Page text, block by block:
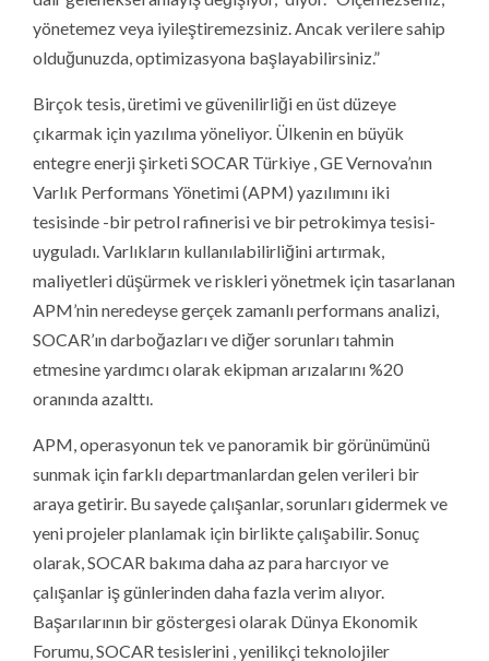
yönetemez veya iyileştiremezsiniz. Ancak verilere sahip
olduğunuzda, optimizasyona başlayabilirsiniz.”
Birçok tesis, üretimi ve güvenilirliği en üst düzeye
çıkarmak için yazılıma yöneliyor. Ülkenin en büyük
entegre enerji şirketi SOCAR Türkiye , GE Vernova’nın
Varlık Performans Yönetimi (APM) yazılımını iki
tesisinde -bir petrol rafinerisi ve bir petrokimya tesisi-
uyguladı. Varlıkların kullanılabilirliğini artırmak,
maliyetleri düşürmek ve riskleri yönetmek için tasarlanan
APM’nin neredeyse gerçek zamanlı performans analizi,
SOCAR’ın darboğazları ve diğer sorunları tahmin
etmesine yardımcı olarak ekipman arızalarını %20
oranında azalttı.
APM, operasyonun tek ve panoramik bir görünümünü
sunmak için farklı departmanlardan gelen verileri bir
araya getirir. Bu sayede çalışanlar, sorunları gidermek ve
yeni projeler planlamak için birlikte çalışabilir. Sonuç
olarak, SOCAR bakıma daha az para harcıyor ve
çalışanlar iş günlerinden daha fazla verim alıyor.
Başarılarının bir göstergesi olarak Dünya Ekonomik
Forumu, SOCAR tesislerini , yenilikçi teknolojiler